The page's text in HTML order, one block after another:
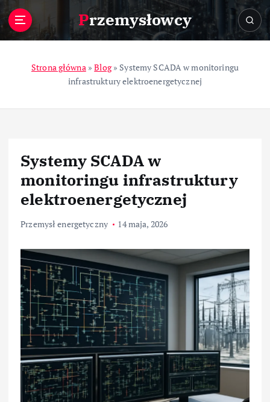
Przemysłowcy
Strona główna»Blog» Systemy SCADA w monitoringu
infrastruktury elektroenergetycznej
Systemy SCADA w
monitoringu infrastruktury
elektroenergetycznej
Przemysł energetyczny 14 maja, 2026